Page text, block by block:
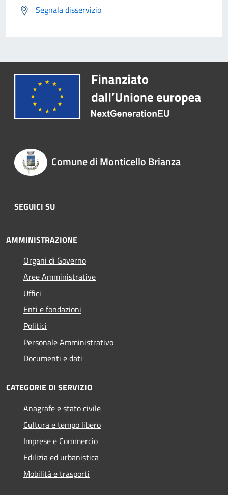
Segnala disservizio
Comune di Monticello Brianza
SEGUICI SU
AMMINISTRAZIONE
Organi di Governo
Aree Amministrative
Uffici
Enti e fondazioni
Politici
Personale Amministrativo
Documenti e dati
CATEGORIE DI SERVIZIO
Anagrafe e stato civile
Cultura e tempo libero
Imprese e Commercio
Edilizia ed urbanistica
Mobilità e trasporti